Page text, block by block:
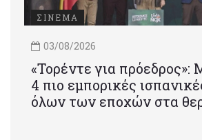
ΣΙΝΕΜΑ
03/08/2026
«Τορέντε για πρόεδρος»:
4 πιο εμπορικές
όλων των εποχών στα